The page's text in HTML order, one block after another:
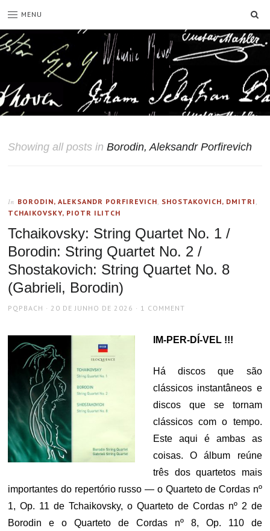
MENU
Showing all posts inBorodin, Aleksandr Porfirevich
In BORODIN, ALEKSANDR PORFIREVICH, SHOSTAKOVICH, DMITRI ,
TCHAIKOVSKY, PIOTR ILITCH
Tchaikovsky: String Quartet No. 1 /
Borodin: String Quartet No. 2 /
Shostakovich: String Quartet No. 8
(Gabrieli, Borodin)
AUTHOR
PQPBACH
POSTED
20 DE JUNHO DE 2026 1 COMMENT
IM-PER-DÍ-VEL !!!
Há discos que são
clássicos instantâneos e
discos que se tornam
clássicos com o tempo.
Este aqui é ambas as
coisas. O álbum reúne
três dos quartetos mais
importantes do repertório russo — o Quarteto de Cordas nº
1, Op. 11 de Tchaikovsky, o Quarteto de Cordas nº 2 de
Borodin e o Quarteto de Cordas nº 8, Op. 110 de